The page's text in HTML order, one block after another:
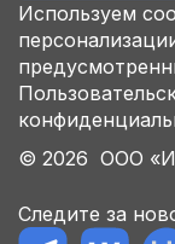
Используем
© 2026 ООО
Следите за